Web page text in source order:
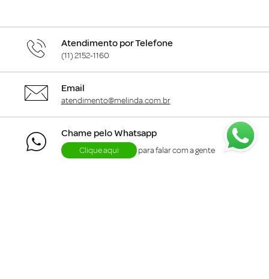
Atendimento por Telefone
(11) 2152-1160
Email
atendimento@melinda.com.br
Chame pelo Whatsapp
Clique aqui para falar com a gente